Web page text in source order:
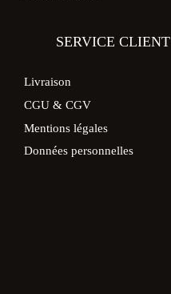
SERVICE CLIENT
Livraison
CGU & CGV
Mentions légales
Données personnelles